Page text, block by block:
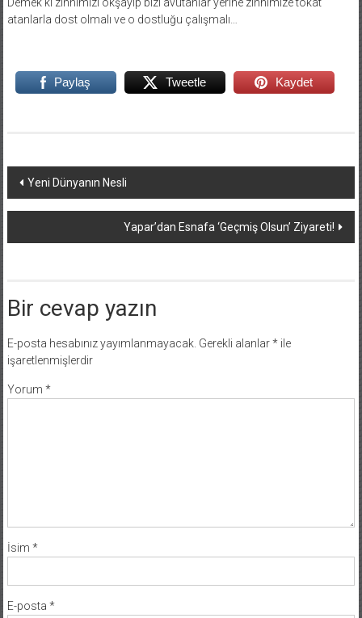
atanlarla dost olmalı ve o dostluğu çalışmalı…
Paylaş Tweetle Kaydet
Yazı
dolaşımı
Yeni Dünyanın Nesli
Yapar’dan Esnafa ‘Geçmiş Olsun’ Ziyareti!
Bir cevap yazın
E-posta hesabınız yayımlanmayacak. Gerekli alanlar*ile
işaretlenmişlerdir
Yorum *
İsim *
E-posta *